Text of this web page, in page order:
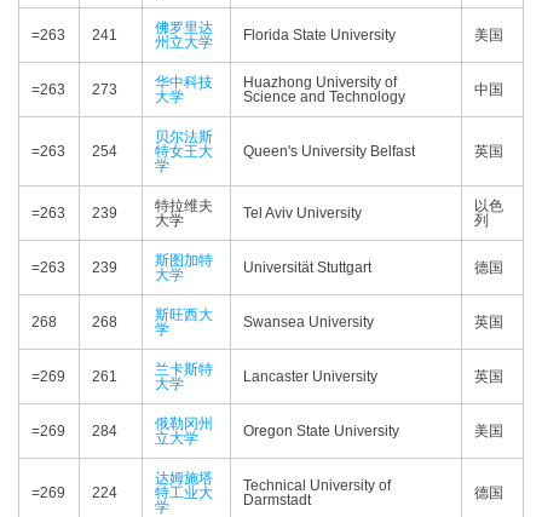
=263 241
佛罗里达
州立大学
Florida State University 美国
=263 273
华中科技
大学
Huazhong University of
Science and Technology
中国
=263 254
贝尔法斯
特女王大
学
Queen's University Belfast 英国
=263 239
特拉维夫
大学
Tel Aviv University
以色
列
=263 239
斯图加特
大学
Universität Stuttgart 德国
268 268
斯旺西大
学
Swansea University 英国
=269 261
兰卡斯特
大学
Lancaster University 英国
=269 284
俄勒冈州
立大学
Oregon State University 美国
=269 224
达姆施塔
特工业大
学
Technical University of
Darmstadt
德国